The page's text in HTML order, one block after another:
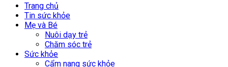
Trang chủ
Tin sức khỏe
Mẹ và Bé
Nuôi dạy trẻ
Chăm sóc trẻ
Sức khỏe
Cẩm nang sức khỏe